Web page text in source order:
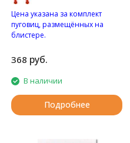
Цена указана за комплект
пуговиц, размещённых на
блистере.
двумя отверстиями.
368 руб.
В наличии
Подробнее